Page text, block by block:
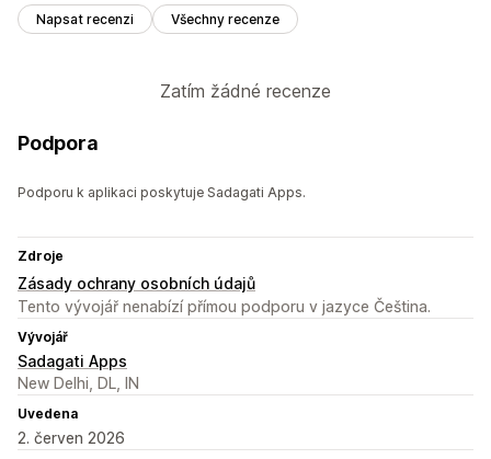
Napsat recenzi Všechny recenze
Zatím žádné recenze
Podpora
Podporu k aplikaci poskytuje Sadagati Apps.
Zdroje
Zásady ochrany osobních údajů
Tento vývojář nenabízí přímou podporu v jazyce Čeština.
Vývojář
Sadagati Apps
New Delhi, DL, IN
Uvedena
2. červen 2026